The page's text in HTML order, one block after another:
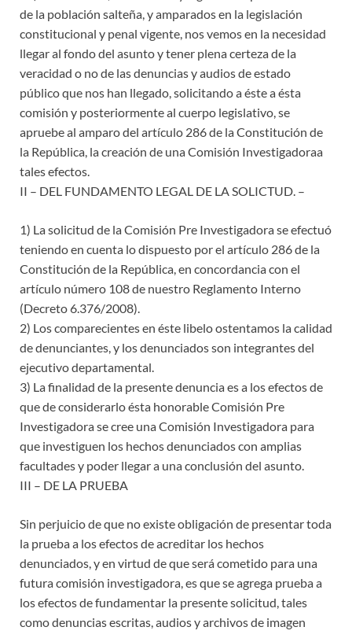
de la población salteña, y amparados en la legislación
constitucional y penal vigente, nos vemos en la necesidad
llegar al fondo del asunto y tener plena certeza de la
veracidad o no de las denuncias y audios de estado
público que nos han llegado, solicitando a éste a ésta
comisión y posteriormente al cuerpo legislativo, se
apruebe al amparo del artículo 286 de la Constitución de
la República, la creación de una Comisión Investigadoraa
tales efectos.
II – DEL FUNDAMENTO LEGAL DE LA SOLICTUD. –
1) La solicitud de la Comisión Pre Investigadora se efectuó
teniendo en cuenta lo dispuesto por el artículo 286 de la
Constitución de la República, en concordancia con el
artículo número 108 de nuestro Reglamento Interno
(Decreto 6.376/2008).
2) Los comparecientes en éste libelo ostentamos la calidad
de denunciantes, y los denunciados son integrantes del
ejecutivo departamental.
3) La finalidad de la presente denuncia es a los efectos de
que de considerarlo ésta honorable Comisión Pre
Investigadora se cree una Comisión Investigadora para
que investiguen los hechos denunciados con amplias
facultades y poder llegar a una conclusión del asunto.
III – DE LA PRUEBA
​Sin perjuicio de que no existe obligación de presentar toda
la prueba a los efectos de acreditar los hechos
denunciados, y en virtud de que será cometido para una
futura comisión investigadora, es que se agrega prueba a
los efectos de fundamentar la presente solicitud, tales
como denuncias escritas, audios y archivos de imagen